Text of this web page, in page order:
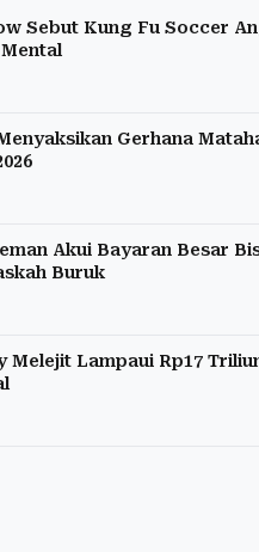
Sebut Kung Fu Soccer
Gerhana
Akui Bayaran Besar
Buruk
Melejit Lampaui Rp17